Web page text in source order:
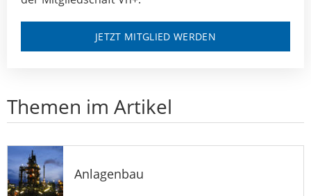
JETZT MITGLIED WERDEN
Themen im Artikel
Anlagenbau